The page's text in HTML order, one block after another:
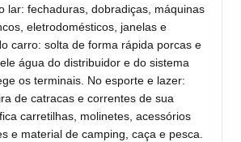
lar: fechaduras, dobradiças, máquinas
eletrodomésticos, janelas e
carro: solta de forma rápida porcas e
água do distribuidor e do sistema
os terminais. No esporte e lazer:
de catracas e correntes de sua
carretilhas, molinetes, acessórios
e material de camping, caça e pesca.